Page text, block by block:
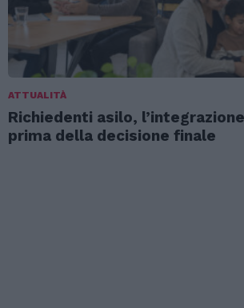
ATTUALITÀ
Richiedenti asilo,
prima della decisione finale